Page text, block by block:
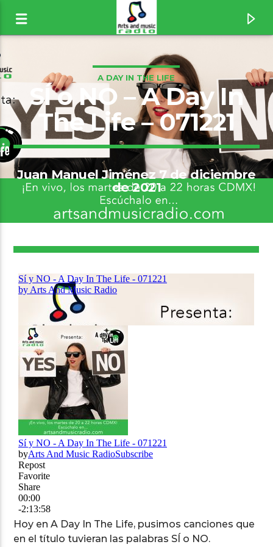
Mr. Brightside [1wKT]
Arts And Music Radio
A DAY IN THE LIFE
SÍ o NO – A Day In
The Life – 071221
Juan Manuel Jiménez 7 de diciembre
de 2021
Hoy en A Day In The Life, pusimos canciones que
en el título tuvieran las palabras SÍ o NO.